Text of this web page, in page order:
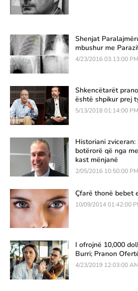
Shenjat
mbushur me
4/23/2016 03:13:00 PM
Shkencëtarët
është shpikur prej
5/13/2018 01:14:00 PM
Historiani
botërorë që nga
kast mënjanë
2/05/2016 10:50:00 PM
Çfarë thonë bebet
10/09/2014 01:42:00
I ofrojnë 10,000
Burri; Pranon
4/23/2019 12:03:00 AM